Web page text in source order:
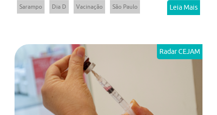
Sarampo Dia D Vacinação São Paulo Leia Mais
Radar CEJAM